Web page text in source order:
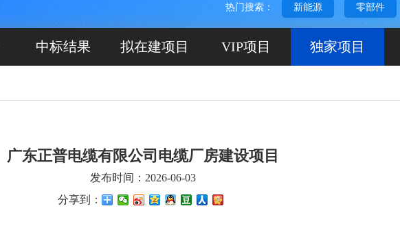
热门搜索： 新能源 零部件
中标结果 拟在建项目 VIP项目 独家项目
广东正普电缆有限公司电缆厂房建设项目
发布时间：2026-06-03
分享到：